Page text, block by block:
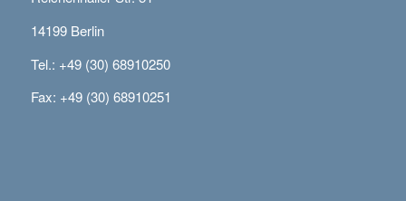
14199 Berlin
Tel.: +49 (30) 68910250
Fax: +49 (30) 68910251